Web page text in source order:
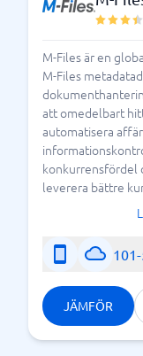
M-Files är en
M-Files
att omedelbart
automatisera
konkurrensfördel
leverera bättre
JÄMFÖR